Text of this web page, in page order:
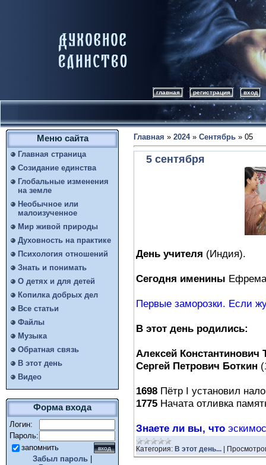
главная регистрация вход
Меню сайта
Главная страница
Созидание единства
Глобальные изменения
на земле
Необычное или
малоизученное
Мир живой природы
Духовность на практике
Психология отношений
Знать и понимать
О детях и для детей
Копилка добрых дел
Все статьи
Файлы
Музыка
Обратная связь
В этот день
Видео
Форма входа
Логин:
Пароль:
запомнить
Забыл пароль
Главная » 2024 » Сентябрь » 05
5 сентября
День учителя (Индия).
Сегодня именины
Первые заморозки. Если
В этот день родились:
Алексей Константинович
Сергей Петрович Боткин
1698 Пётр I установил
1775 Начата отливка
Знаете ли вы, что
Категория: В этот день...